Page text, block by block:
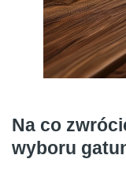
Na co
wyboru